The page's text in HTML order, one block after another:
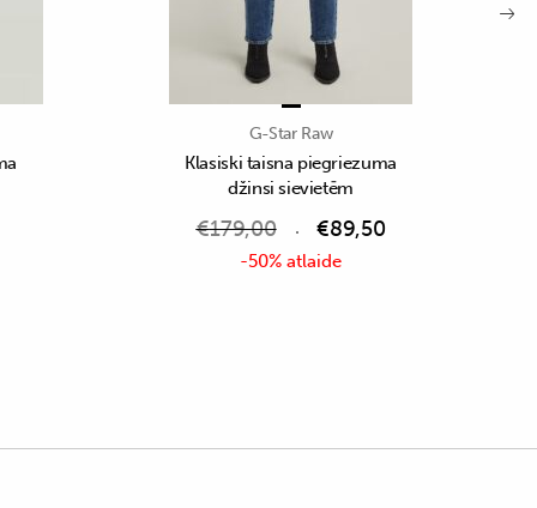
G-Star Raw
Klasiski taisna piegriezuma
džinsi sievietēm
€179,00 €89,50
-50% atlaide